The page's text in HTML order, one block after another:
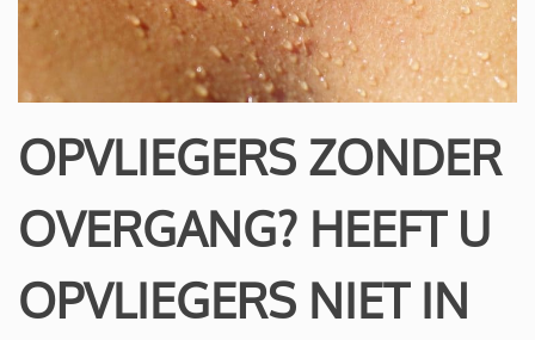
OPVLIEGERS ZONDER
OVERGANG? HEEFT U
OPVLIEGERS NIET IN